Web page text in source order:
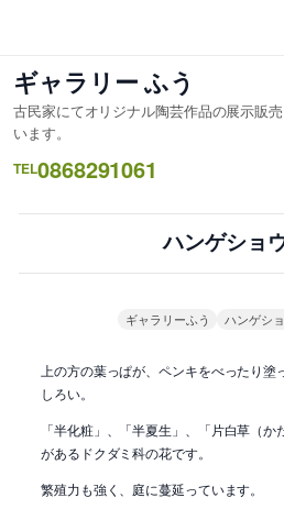
ス
キ
ッ
プ
ギャラリー ふう
古民家にてオリジナル陶芸作品の展示販
います。
TEL0868291061
ハンゲショ
ギャラリーふう ハンゲシ
上の方の葉っぱが、ペンキをべったり
しろい。
「半化粧」、「半夏生」、「片白草（
があるドクダミ科の花です。
繁殖力も強く、庭に蔓延っています。